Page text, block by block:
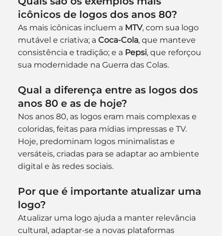
icônicos de logos dos anos 80?
As mais icônicas incluem a MTV, com sua logo
mutável e criativa; a Coca-Cola, que manteve
consistência e tradição; e a Pepsi, que reforçou
sua modernidade na Guerra das Colas.
Qual a diferença entre as logos dos
anos 80 e as de hoje?
Nos anos 80, as logos eram mais complexas e
coloridas, feitas para mídias impressas e TV.
Hoje, predominam logos minimalistas e
versáteis, criadas para se adaptar ao ambiente
digital e às redes sociais.
Por que é importante atualizar uma
logo?
Atualizar uma logo ajuda a manter relevância
cultural, adaptar-se a novas plataformas